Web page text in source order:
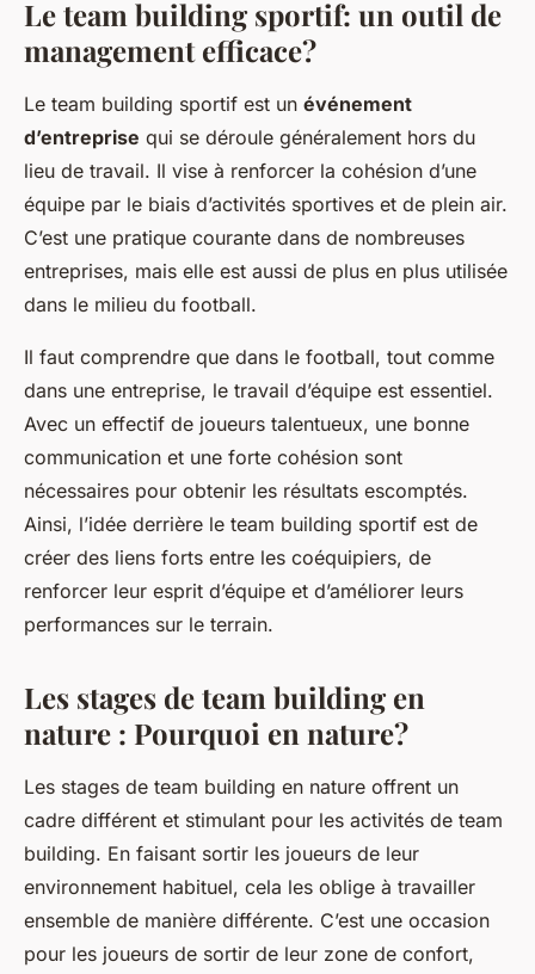
Le team building sportif: un outil de
management efficace?
Le team building sportif est un événement
d’entreprise qui se déroule généralement hors du
lieu de travail. Il vise à renforcer la cohésion d’une
équipe par le biais d’activités sportives et de plein air.
C’est une pratique courante dans de nombreuses
entreprises, mais elle est aussi de plus en plus utilisée
dans le milieu du football.
Il faut comprendre que dans le football, tout comme
dans une entreprise, le travail d’équipe est essentiel.
Avec un effectif de joueurs talentueux, une bonne
communication et une forte cohésion sont
nécessaires pour obtenir les résultats escomptés.
Ainsi, l’idée derrière le team building sportif est de
créer des liens forts entre les coéquipiers, de
renforcer leur esprit d’équipe et d’améliorer leurs
performances sur le terrain.
Les stages de team building en
nature : Pourquoi en nature?
Les stages de team building en nature offrent un
cadre différent et stimulant pour les activités de team
building. En faisant sortir les joueurs de leur
environnement habituel, cela les oblige à travailler
ensemble de manière différente. C’est une occasion
pour les joueurs de sortir de leur zone de confort,